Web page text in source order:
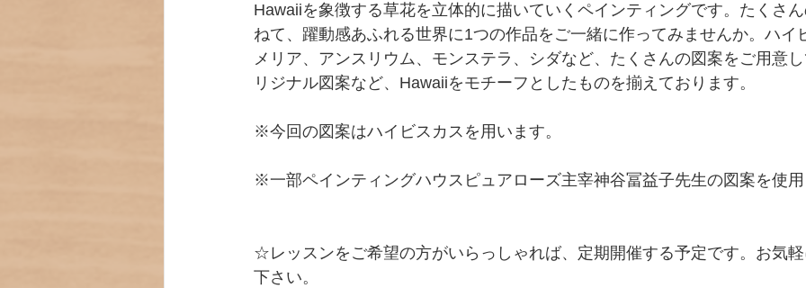
Hawaiiを象徴する草花を立体的に描いていくペインティングです。たくさ
ねて、躍動感あふれる世界に1つの作品をご一緒に作ってみませんか。ハイ
メリア、アンスリウム、モンステラ、シダなど、たくさんの図案をご用意
リジナル図案など、Hawaiiをモチーフとしたものを揃えております。
※今回の図案はハイビスカスを用います。
※一部ペインティングハウスピュアローズ主宰神谷冨益子先生の図案を使
☆レッスンをご希望の方がいらっしゃれば、定期開催する予定です。お気
下さい。